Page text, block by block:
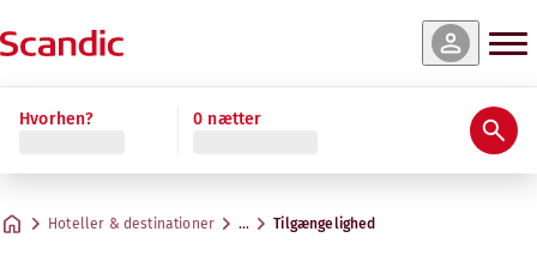
Hvorhen? 0 nætter
Hoteller & destinationer … Tilgængelighed